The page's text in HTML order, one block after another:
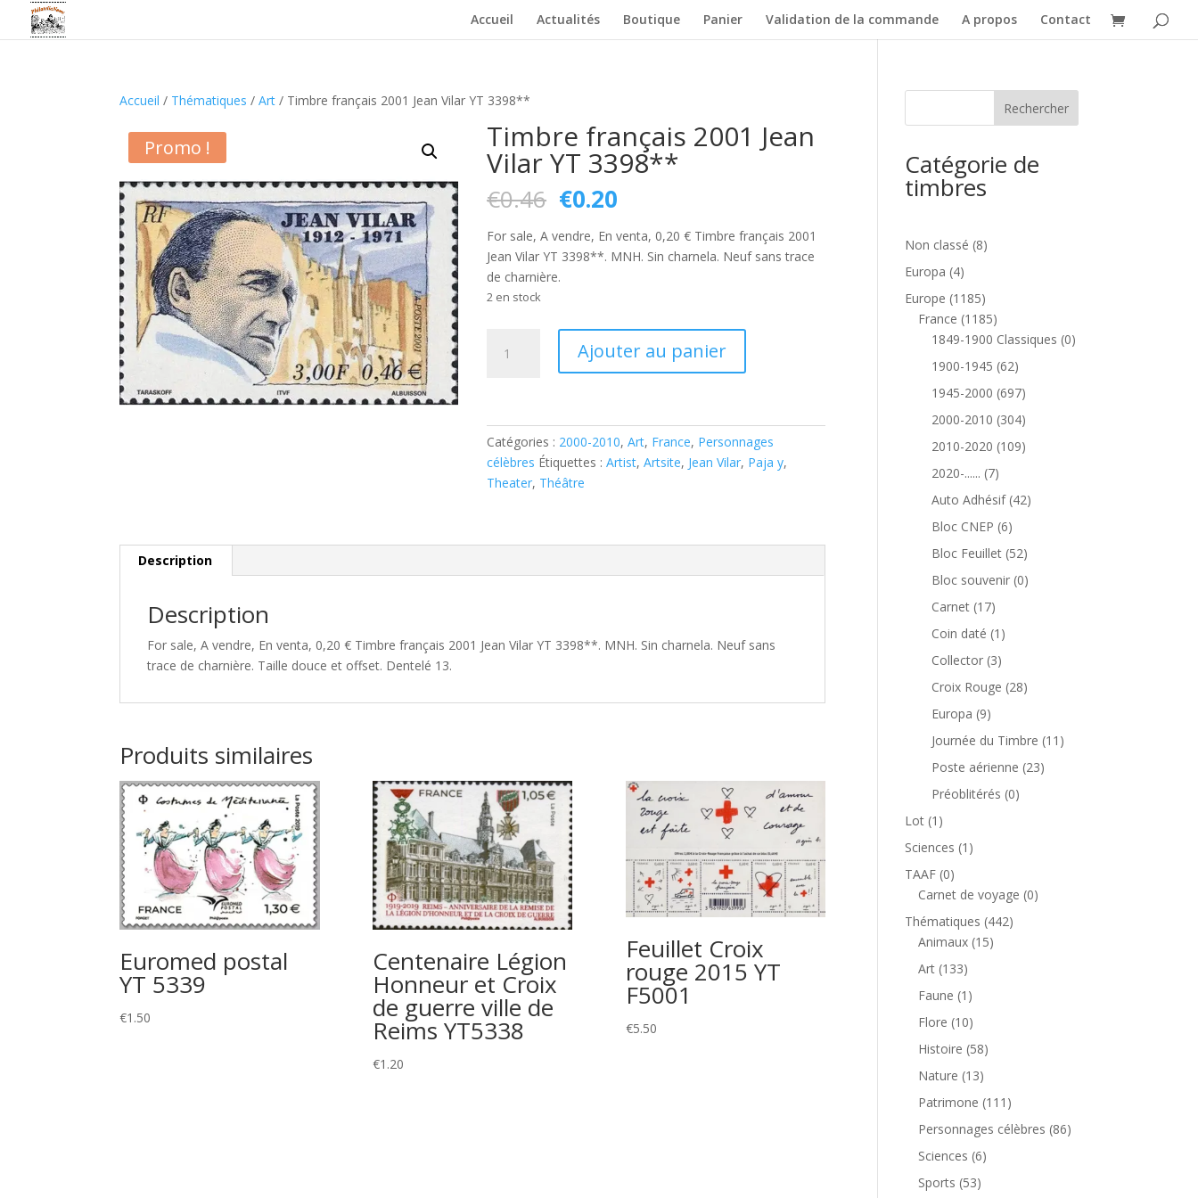
Accueil Actualités Boutique Panier Validation de la commande A propos Contact
Accueil / Thématiques /Art / Timbre français 2001 Jean Vilar YT 3398**
Promo ! Timbre français 2001 Jean
Vilar YT 3398**
€0.46 Le
prix
initial
était :
€0.46.
€0.20
actuel
est :
For sale, A vendre, En venta, 0,20 € Timbre français 2001
Jean Vilar YT 3398**. MNH. Sin charnela. Neuf sans trace
de charnière.
2 en stock
Jean
Vilar
YT
Ajouter au panier
Catégories : 2000-2010,Art, France, Personnages
célèbres Étiquettes :Artist,Artsite, Jean Vilar, Paja y,
Theater, Théâtre
Description
Description
For sale, A vendre, En venta, 0,20 € Timbre français 2001 Jean Vilar YT 3398**. MNH. Sin charnela. Neuf sans
trace de charnière. Taille douce et offset. Dentelé 13.
Produits similaires
Euromed postal
YT 5339
€1.50
Centenaire Légion
Honneur et Croix
de guerre ville de
Reims YT5338
€1.20
Feuillet Croix
rouge 2015 YT
F5001
€5.50
Catégorie de
timbres
Non classé 88
Europa 44
produits
Europe 11851185
produits
France 11851185
produits
1849-1900 Classiques 00
1900-1945 6262
produits
1945-2000 697697
produits
2000-2010 304304
produits
2010-2020 109109
2020-...... 77
produits
Auto Adhésif 4242
Bloc CNEP 66
produits
Bloc Feuillet 5252
produits
Bloc souvenir 00
Carnet 1717
produits
Coin daté 1 1
Collector 33
produits
Croix Rouge 2828
Europa 99
produits
Journée du Timbre 11 11
Poste aérienne 2323
Préoblitérés 00
Lot 1 1
produit
Sciences 1 1
TAAF 00
produit
Carnet de voyage 00
Thématiques 442442
Animaux 1515
Art 133133
produits
Faune 1 1
produit
Flore 1010
produits
Histoire 5858
Nature 1313
produits
Patrimone 111 111
produits
Personnages célèbres 8686
Sciences 66
Sports 5353